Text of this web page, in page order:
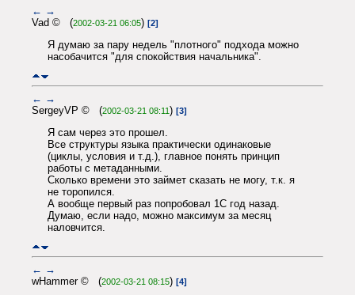
← →
Vad © (2002-03-21 06:05) [2]
Я думаю за пару недель "плотного" подхода можно
насобачится "для спокойствия начальника".
← →
SergeyVP © (2002-03-21 08:11) [3]
Я сам через это прошел.
Все структуры языка практически одинаковые
(циклы, условия и т.д.), главное понять принцип
работы с метаданными.
Сколько времени это займет сказать не могу, т.к. я
не торопился.
А вообще первый раз попробовал 1С год назад.
Думаю, если надо, можно максимум за месяц
наловчится.
← →
wHammer © (2002-03-21 08:15) [4]